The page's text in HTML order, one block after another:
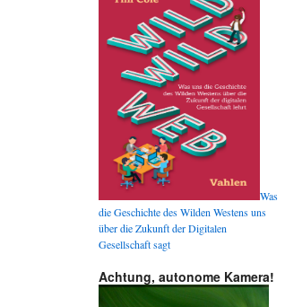
Was
die Geschichte des Wilden Westens uns
über die Zukunft der Digitalen
Gesellschaft sagt
Achtung, autonome Kamera!